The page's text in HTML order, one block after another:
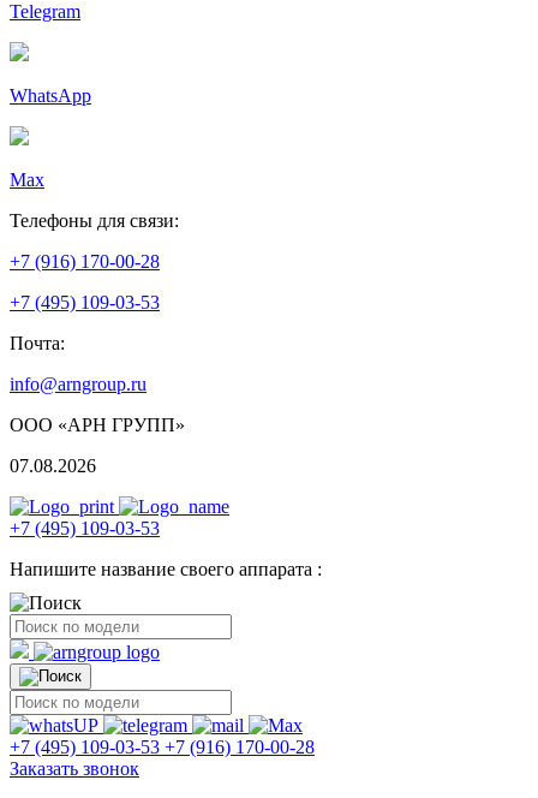
Telegram
WhatsApp
Max
Телефоны для связи:
+7 (916) 170-00-28
+7 (495) 109-03-53
Почта:
info@arngroup.ru
ООО «АРН ГРУПП»
07.08.2026
+7 (495) 109-03-53
Напишите название своего аппарата :
+7 (495) 109-03-53 +7 (916) 170-00-28
Заказать звонок